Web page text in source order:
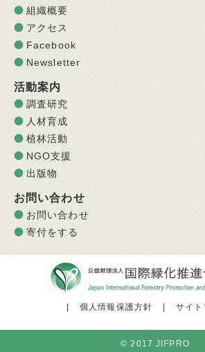
組織概要
アクセス
Facebook
Newsletter
活動案内
調査研究
人材育成
植林活動
NGO支援
出版物
お問い合わせ
お問い合わせ
寄付をする
個人情報保護方針 サイ
© 2017 JIFPRO